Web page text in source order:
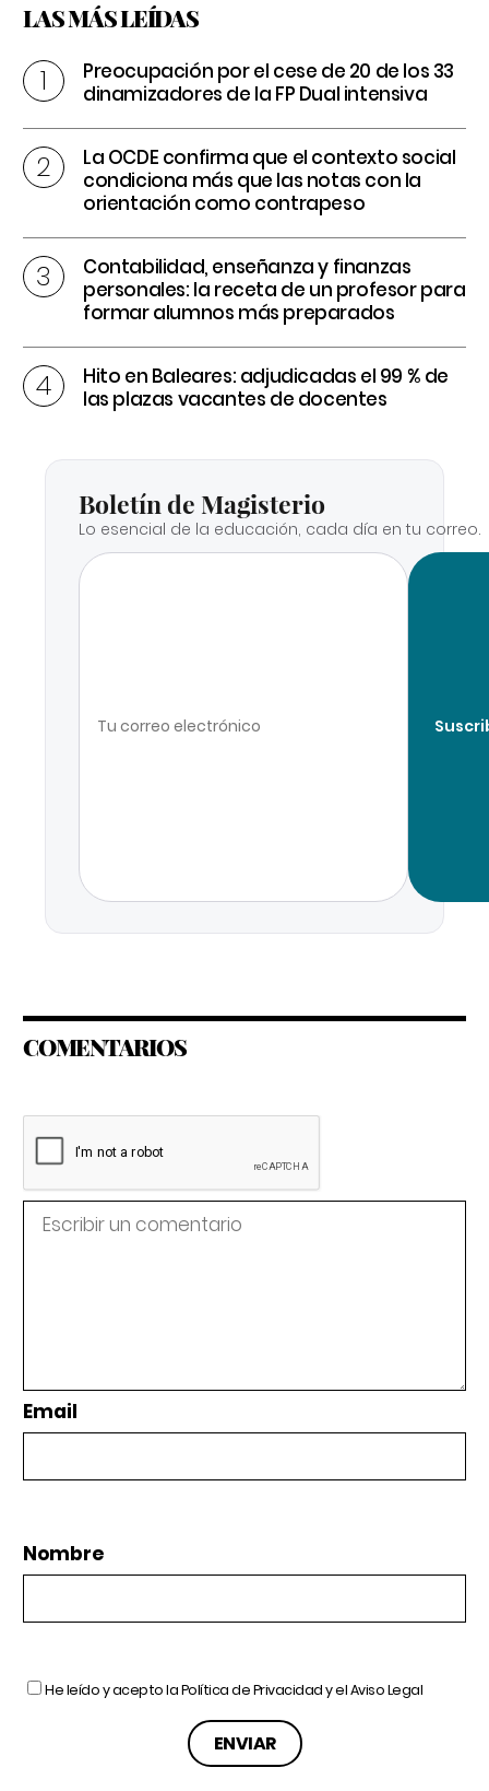
LAS MÁS LEÍDAS
Preocupación por el cese de 20 de los 33
dinamizadores de la FP Dual intensiva
La OCDE confirma que el contexto social
condiciona más que las notas con la
orientación como contrapeso
Contabilidad, enseñanza y finanzas
personales: la receta de un profesor para
formar alumnos más preparados
Hito en Baleares: adjudicadas el 99 % de
las plazas vacantes de docentes
Boletín de Magisterio
Lo esencial de la educación, cada día en tu correo.
COMENTARIOS
Email
Nombre
He leído y acepto laPolítica de Privacidady elAviso Legal